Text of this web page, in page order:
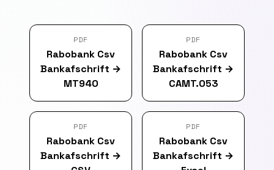
PDF
Rabobank Csv
Bankafschrift →
MT940
PDF
Rabobank Csv
Bankafschrift →
CAMT.053
PDF
Rabobank Csv
Bankafschrift →
PDF
Rabobank Csv
Bankafschrift →